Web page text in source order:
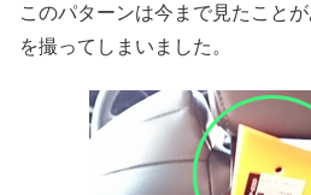
このパターンは今まで見たこと
を撮ってしまいました。